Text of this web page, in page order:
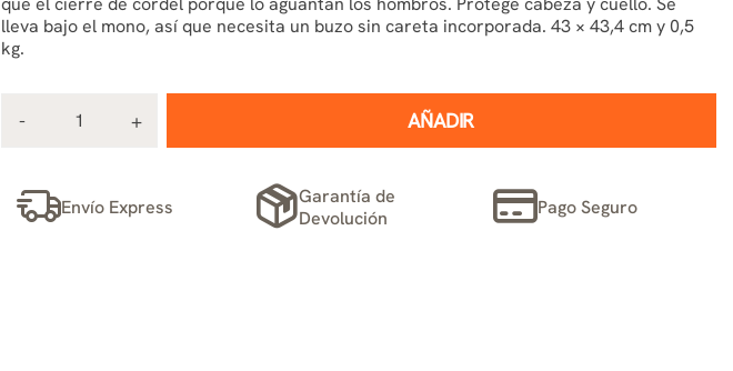
lleva bajo el mono, así que necesita un buzo sin careta incorporada. 43 × 43,4 cm y 0,5
kg.
AÑADIR
Envío Express
Garantía de
Devolución
Pago Seguro